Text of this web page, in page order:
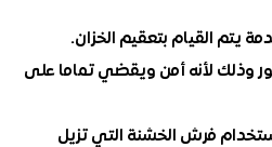
يتم القيام بتعقيم الخزان.
وذلك لأنه أمن ويقضي تماما على
فرش الخشنة التي تزيل